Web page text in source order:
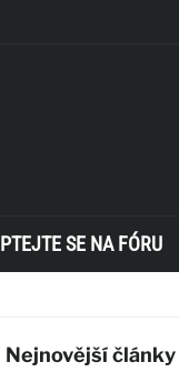
PTEJTE SE NA FÓRU
Nejnovější články